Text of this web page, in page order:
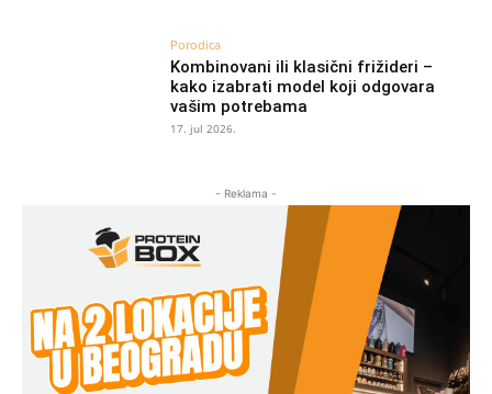
Porodica
Kombinovani ili klasični frižideri –
kako izabrati model koji odgovara
vašim potrebama
17. jul 2026.
- Reklama -